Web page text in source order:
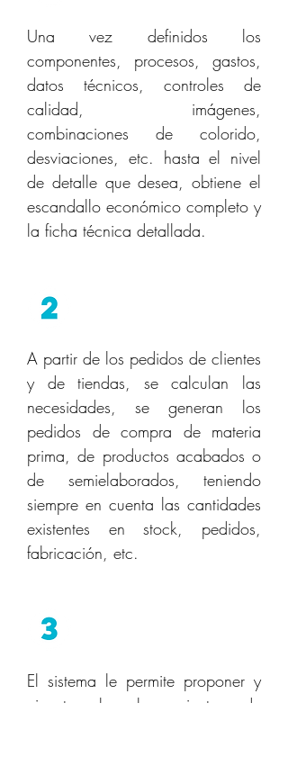
Una vez definidos los
componentes, procesos, gastos,
datos técnicos, controles de
calidad, imágenes,
combinaciones de colorido,
desviaciones, etc. hasta el nivel
de detalle que desea, obtiene el
escandallo económico completo y
la ficha técnica detallada.
A partir de los pedidos de clientes
y de tiendas, se calculan las
necesidades, se generan los
pedidos de compra de materia
prima, de productos acabados o
de semielaborados, teniendo
siempre en cuenta las cantidades
existentes en stock, pedidos,
fabricación, etc.
El sistema le permite proponer y
ejecutar los lanzamientos de